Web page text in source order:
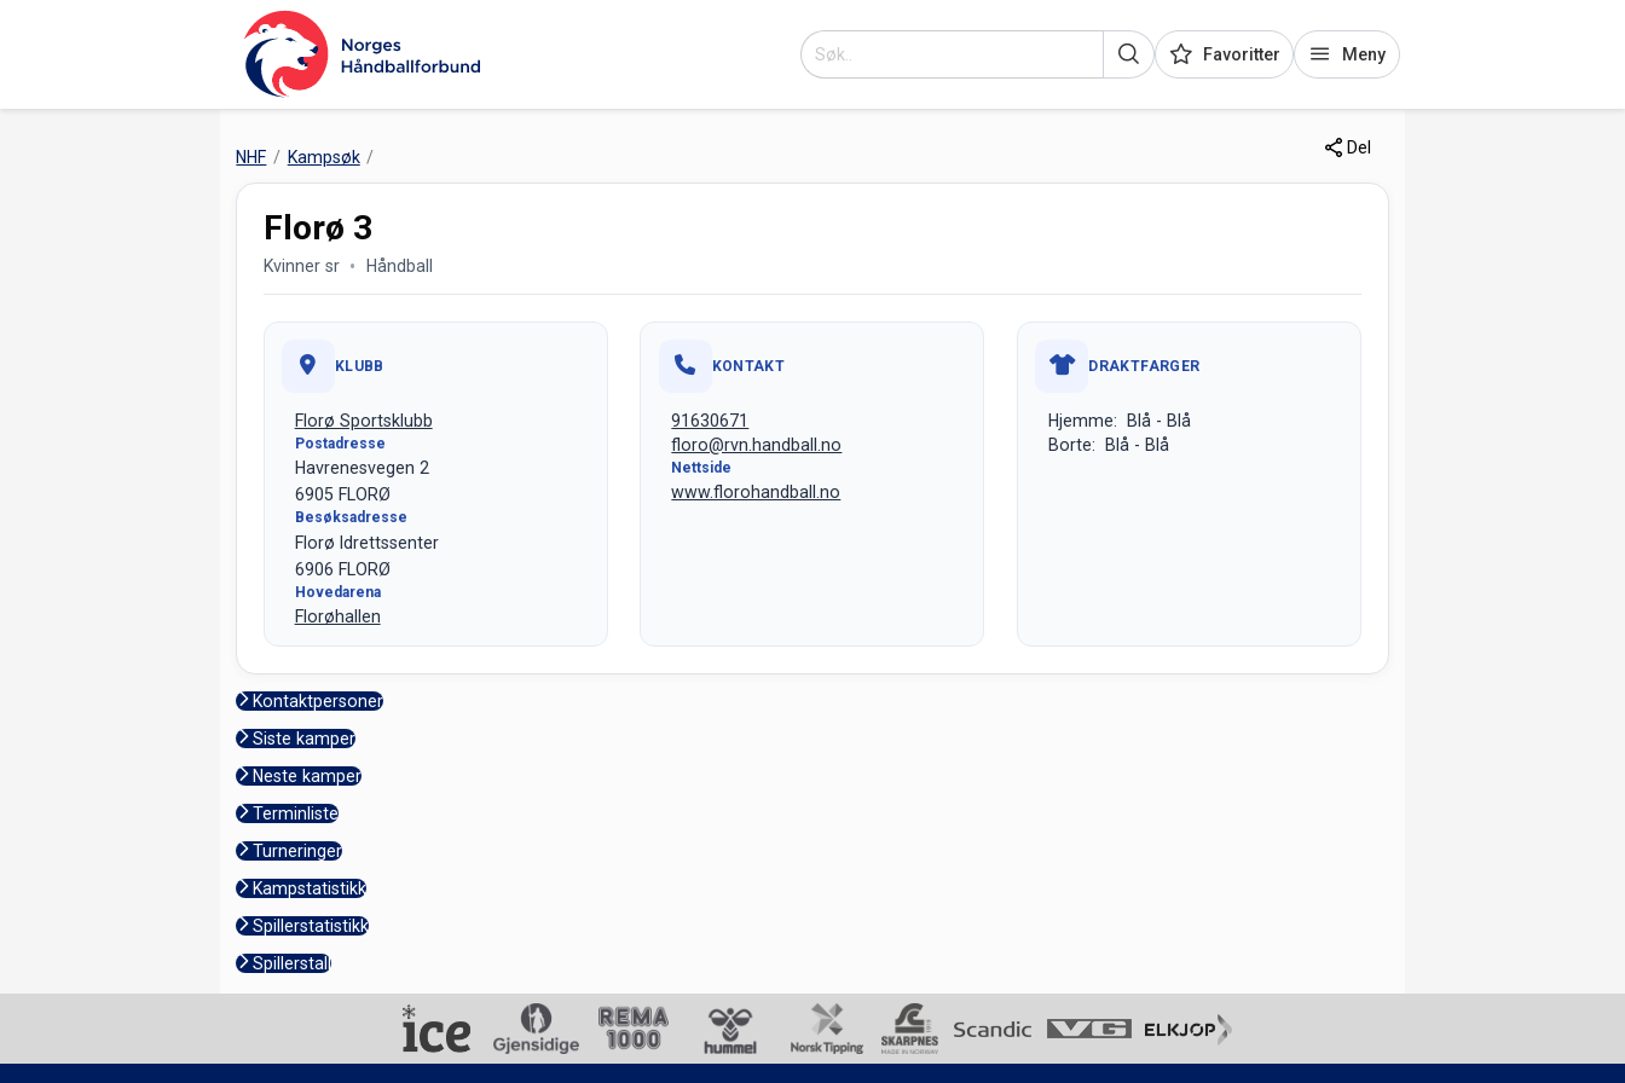
Favoritter Meny
NHF Kampsøk Del
Florø 3
Kvinner sr Håndball
KLUBB
Florø Sportsklubb
Postadresse
Havrenesvegen 2
6905 FLORØ
Besøksadresse
Florø Idrettssenter
6906 FLORØ
Hovedarena
Florøhallen
KONTAKT
91630671
floro@rvn.handball.no
Nettside
www.florohandball.no
DRAKTFARGER
Hjemme: Blå - Blå
Borte: Blå - Blå
Kontaktpersoner
Siste kamper
Neste kamper
Terminliste
Turneringer
Kampstatistikk
Spillerstatistikk
Spillerstall